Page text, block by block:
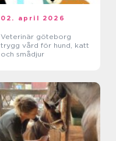
02. april 2026
Veterinär göteborg
trygg vård för hund, katt
och smådjur